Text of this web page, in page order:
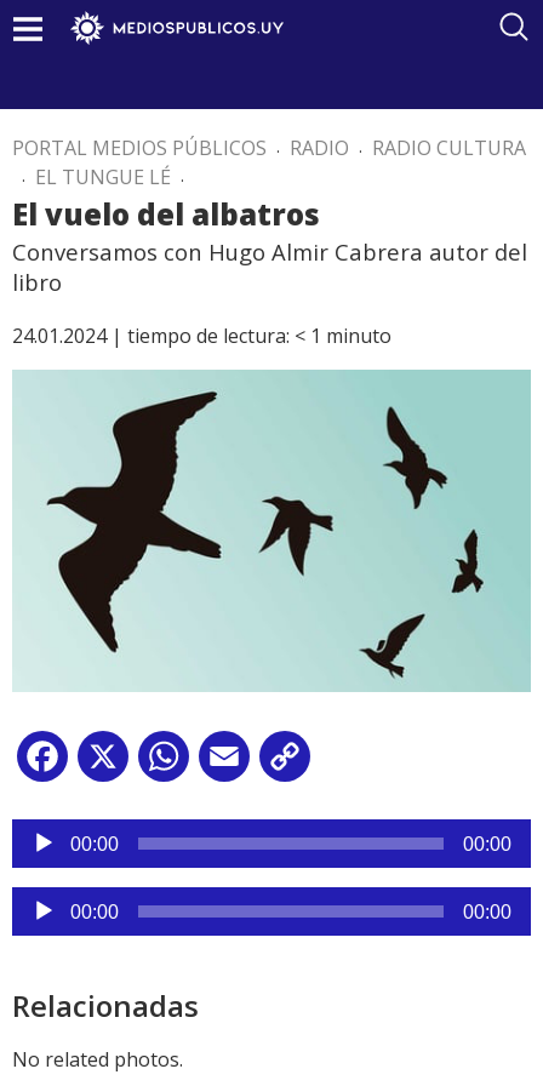
PORTAL MEDIOS PÚBLICOS . RADIO . RADIO CULTURA
. EL TUNGUE LÉ .
El vuelo del albatros
Conversamos con Hugo Almir Cabrera autor del
libro
24.01.2024 | tiempo de lectura: < 1 minuto
Facebook
X WhatsApp
Email
Reproductor
audio
00:00 00:00
Reproductor
de
00:00 00:00
Relacionadas
No related photos.